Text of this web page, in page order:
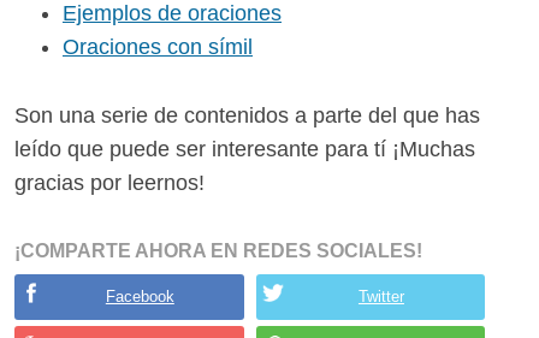
Ejemplos de oraciones
Oraciones con símil
Son una serie de contenidos a parte del que has
leído que puede ser interesante para tí ¡Muchas
gracias por leernos!
¡COMPARTE AHORA EN REDES SOCIALES!
Facebook Twitter